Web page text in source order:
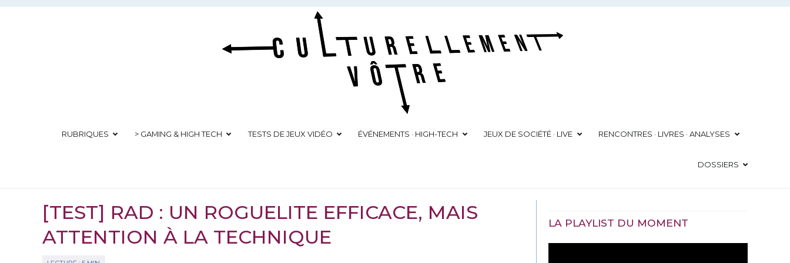
Aller
RUBRIQUES > GAMING & HIGH TECH TESTS DE JEUX VIDÉO ÉVÉNEMENTS · HIGH-TECH JEUX DE SOCIÉTÉ · LIVE RENCONTRES · LIVRES · ANALYSES
DOSSIERS
[TEST] RAD : UN ROGUELITE EFFICACE, MAIS
ATTENTION À LA TECHNIQUE
LA PLAYLIST DU MOMENT